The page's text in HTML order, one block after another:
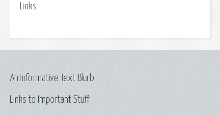
Links
Links to Important Stuff
An Informative Text Blurb